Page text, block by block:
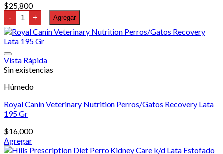
elegir
en
la
página
de
producto
$25,800
- Pro
Plan
Veterinary
Diets
Perro
Gastroentérico
Lata
gr
cantidad
+ Agregar
Vista Rápida
Sin existencias
Húmedo
Royal Canin Veterinary Nutrition Perros/Gatos Recovery Lata
195 Gr
$16,000
Agregar